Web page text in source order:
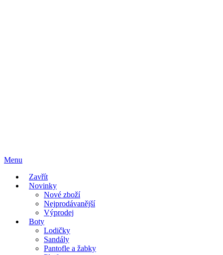
Menu
Zavřít
Novinky
Nové zboží
Nejprodávanější
Výprodej
Boty
Lodičky
Sandály
Pantofle a žabky